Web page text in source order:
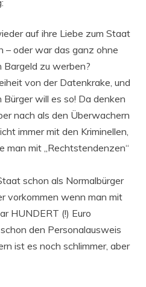
auf ihre Liebe zum Staat
– oder war das ganz ohne
Bargeld zu werben?
von der Datenkrake, und
will es so! Da denken
nach als den Überwachern
immer mit den Kriminellen,
man mit „Rechtstendenzen“
schon als Normalbürger
vorkommen wenn man mit
HUNDERT (!) Euro
den Personalausweis
ist es noch schlimmer, aber